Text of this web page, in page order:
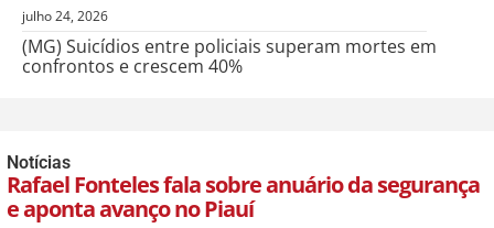
julho 24, 2026
(MG) Suicídios entre policiais superam mortes em
confrontos e crescem 40%
Notícias
Rafael Fonteles fala sobre anuário da segurança
e aponta avanço no Piauí